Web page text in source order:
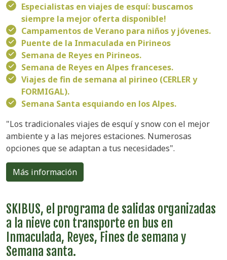
Especialistas en viajes de esquí: buscamos
siempre la mejor oferta disponible!
Campamentos de Verano para niños y jóvenes.
Puente de la Inmaculada en Pirineos
Semana de Reyes en Pirineos.
Semana de Reyes en Alpes franceses.
Viajes de fin de semana al pirineo (CERLER y
FORMIGAL).
Semana Santa esquiando en los Alpes.
"Los tradicionales viajes de esquí y snow con el mejor
ambiente y a las mejores estaciones. Numerosas
opciones que se adaptan a tus necesidades".
Más información
SKIBUS, el programa de salidas organizadas
a la nieve con transporte en bus en
Inmaculada, Reyes, Fines de semana y
Semana santa.